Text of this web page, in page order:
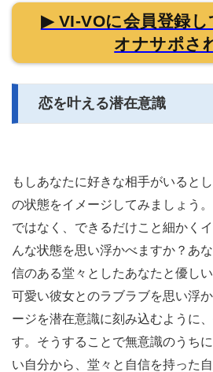
▶ VI-VOに会員登録し
オナサポさ
恋を叶える潜在意識
もしあなたに好きな相手がいると
の状態をイメージしてみましょう
ではなく、できるだけこと細かく
んな状態を思い浮かべますか？あ
信のある堂々としたあなたと優し
可愛い彼女とのラブラブを思い浮
ージを潜在意識に刻み込むように
す。そうすることで無意識のうち
い自分から、堂々と自信を持った